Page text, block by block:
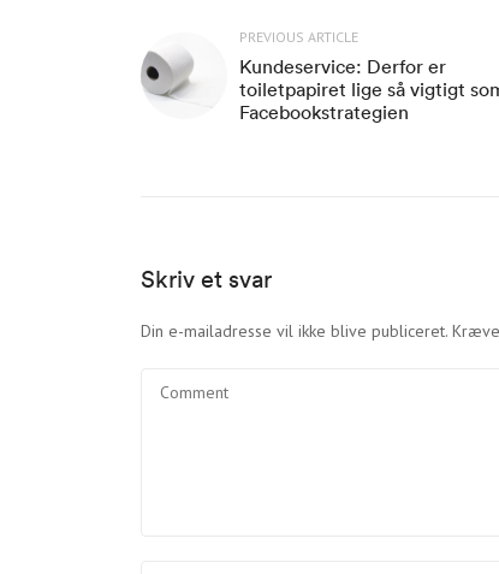
PREVIOUS ARTICLE
Kundeservice: Derfor er
toiletpapiret lige så vigtigt
Facebookstrategien
Skriv et svar
Din e-mailadresse vil ikke blive publiceret.